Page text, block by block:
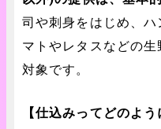
司や刺身をはじめ、
マトやレタスなどの
対象です。
【仕込みってどのよ